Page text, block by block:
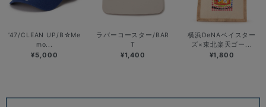
’47/CLEAN UP/B☆Me
mo...
¥5,000
ラバーコースター/BAR
T
¥1,400
横浜DeNAベイスター
ズ×東北楽天ゴー...
¥1,800